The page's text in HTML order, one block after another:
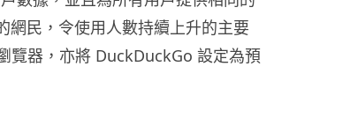
網民，令使用人數持續上升的主要
覽器，亦將 DuckDuckGo 設定為預